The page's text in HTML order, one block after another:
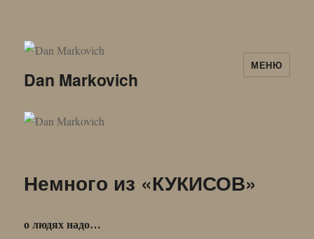
Dan Markovich
МЕНЮ
Немного из «КУКИСОВ»
о людях надо…